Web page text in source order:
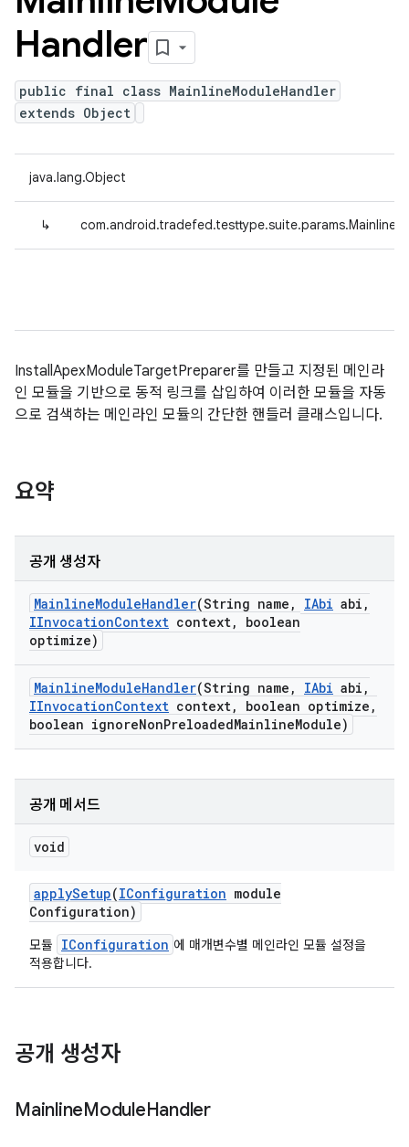
Handler
public final class MainlineModuleHandler
extends Object
java.lang.Object
↳
InstallApexModuleTargetPreparer를 만들고 지정된 메인라
인 모듈을 기반으로 동적 링크를 삽입하여 이러한 모듈을 자동
으로 검색하는 메인라인 모듈의 간단한 핸들러 클래스입니다.
요약
공개 생성자
MainlineModuleHandler(String name , IAbi abi ,
IInvocationContext context,
boolean
optimize)
MainlineModuleHandler(String name , IAbi abi ,
IInvocationContext context, boolean optimize ,
boolean ignoreNonPreloadedMainlineModule)
공개 메서드
void
applySetup(IConfiguration module
Configuration)
모듈 IConfiguration 에 매개변수별 메인라인 모듈 설정을
적용합니다.
공개 생성자
MainlineModuleHandler